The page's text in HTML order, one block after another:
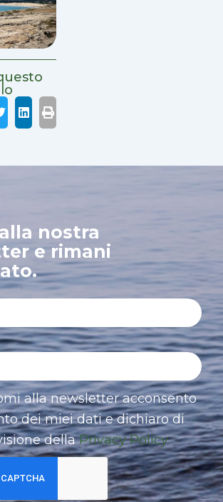
nostra
e rimani
alla newsletter acconsento
dei miei dati e dichiaro di
dellaPrivacy Policy